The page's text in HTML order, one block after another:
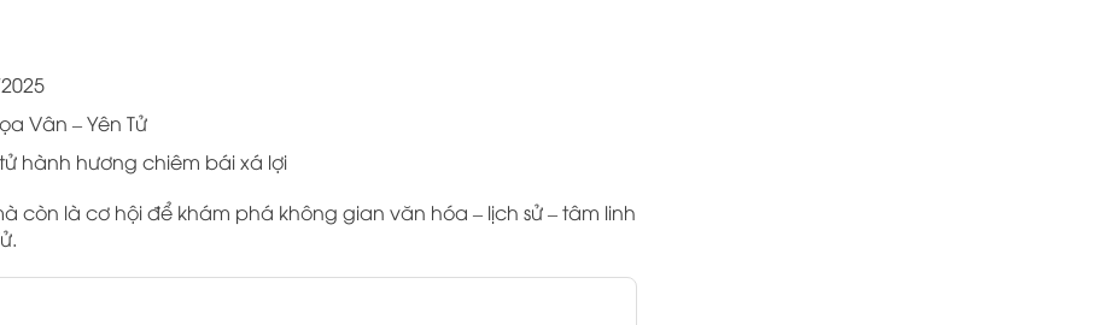
Vân – Yên Tử
hành hương chiêm bái xá lợi
còn là cơ hội để khám phá không gian văn hóa – lịch sử – tâm linh